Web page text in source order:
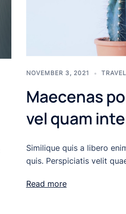
NOVEMBER 3, 2021 TRAVEL
Maecenas
vel quam
Similique quis a libero
quis. Perspiciatis velit
Read more